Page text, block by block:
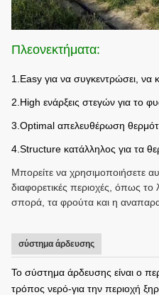
Πλεονεκτήματα:
1.Easy για να συγκεντρώσει, να
2.High ενάρξεις στεγών για το
3.Optimal απελευθέρωση
4.Structure κατάλληλος για τα
Μπορείτε να χρησιμοποιήσετε
διαφορετικές περιοχές, όπως το
σπορά, τα φρούτα και η
σύστημα άρδευσης
Το σύστημα άρδευσης είναι ο
τρόπος νερό-για την περιοχή